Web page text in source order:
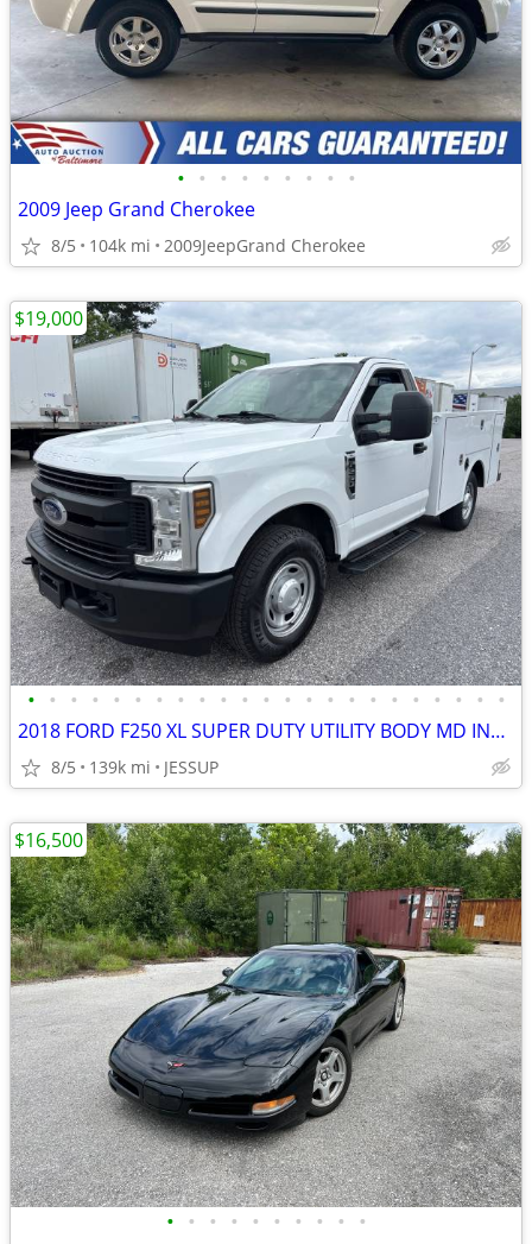
• • • • • • • • •
2009 Jeep Grand Cherokee
8/5 104k mi 2009JeepGrand Cherokee
• • • • • • • • • • • • • • • • • • • • • • •
2018 FORD F250 XL SUPER DUTY UTILITY BODY MD INSPECTED
8/5 139k mi JESSUP
$19,000
• • • • • • • • • •
$16,500